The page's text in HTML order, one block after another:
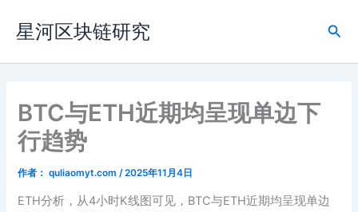
容
星河区块链研究
搜
BTC与ETH近期均呈现单边下
行趋势
作者： quliaomyt.com /2025年11月4日
ETH分析，从4小时K线图可见，BTC与ETH近期均呈现单边